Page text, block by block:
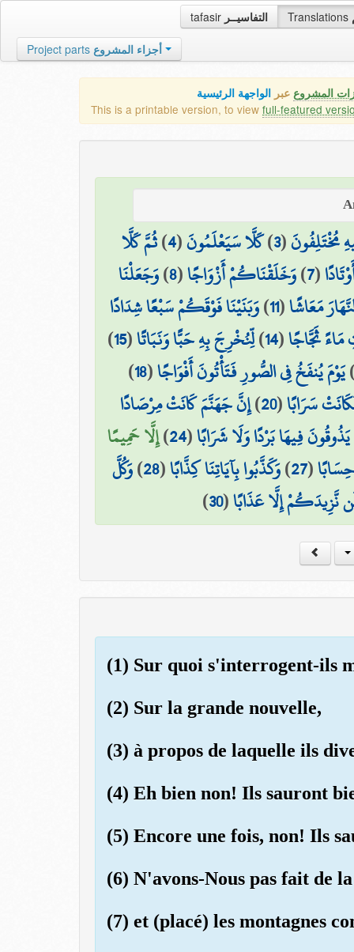
tafasir التفاسيــر Translations
Project parts أجزاء المشروع
المشروع عبر الواجهة الرئيسية
This is a printable version, to view full-featured
مُخْتَلِفُونَ(
3
)كَلَّا سَيَعْلَمُونَ(
4
)ثُمَّ كَلَّا
(
7
)وَخَلَقْنَاكُمْ أَزْوَاجًا(
8
)وَجَعَلْنَا
مَعَاشًا(
11
)وَبَنَيْنَا فَوْقَكُمْ سَبْعًا شِدَادًا
مَاءً ثَجَّاجًا(
14
)لِّنُخْرِجَ بِهِ حَبًّا وَنَبَاتًا(
15
)
يَوْمَ يُنفَخُ فِي الصُّورِ فَتَأْتُونَ أَفْوَاجًا(
18
)
سَرَابًا(
20
)إِنَّ جَهَنَّمَ كَانَتْ مِرْصَادًا
فِيهَا بَرْدًا وَلَا شَرَابًا(
24
)إِلَّا حَمِيمًا
(
27
)وَكَذَّبُوا بِآيَاتِنَا كِذَّابًا(
28
)وَكُلَّ
نَّزِيدَكُمْ إِلَّا عَذَابًا(
30
)
(1) Sur quoi s'interrogent-ils
(2) Sur la grande nouvelle,
(3) à propos de laquelle ils
(4) Eh bien non! Ils sauront
(5) Encore une fois, non! Ils
(6) N'avons-Nous pas fait de
(7) et (placé) les montagnes